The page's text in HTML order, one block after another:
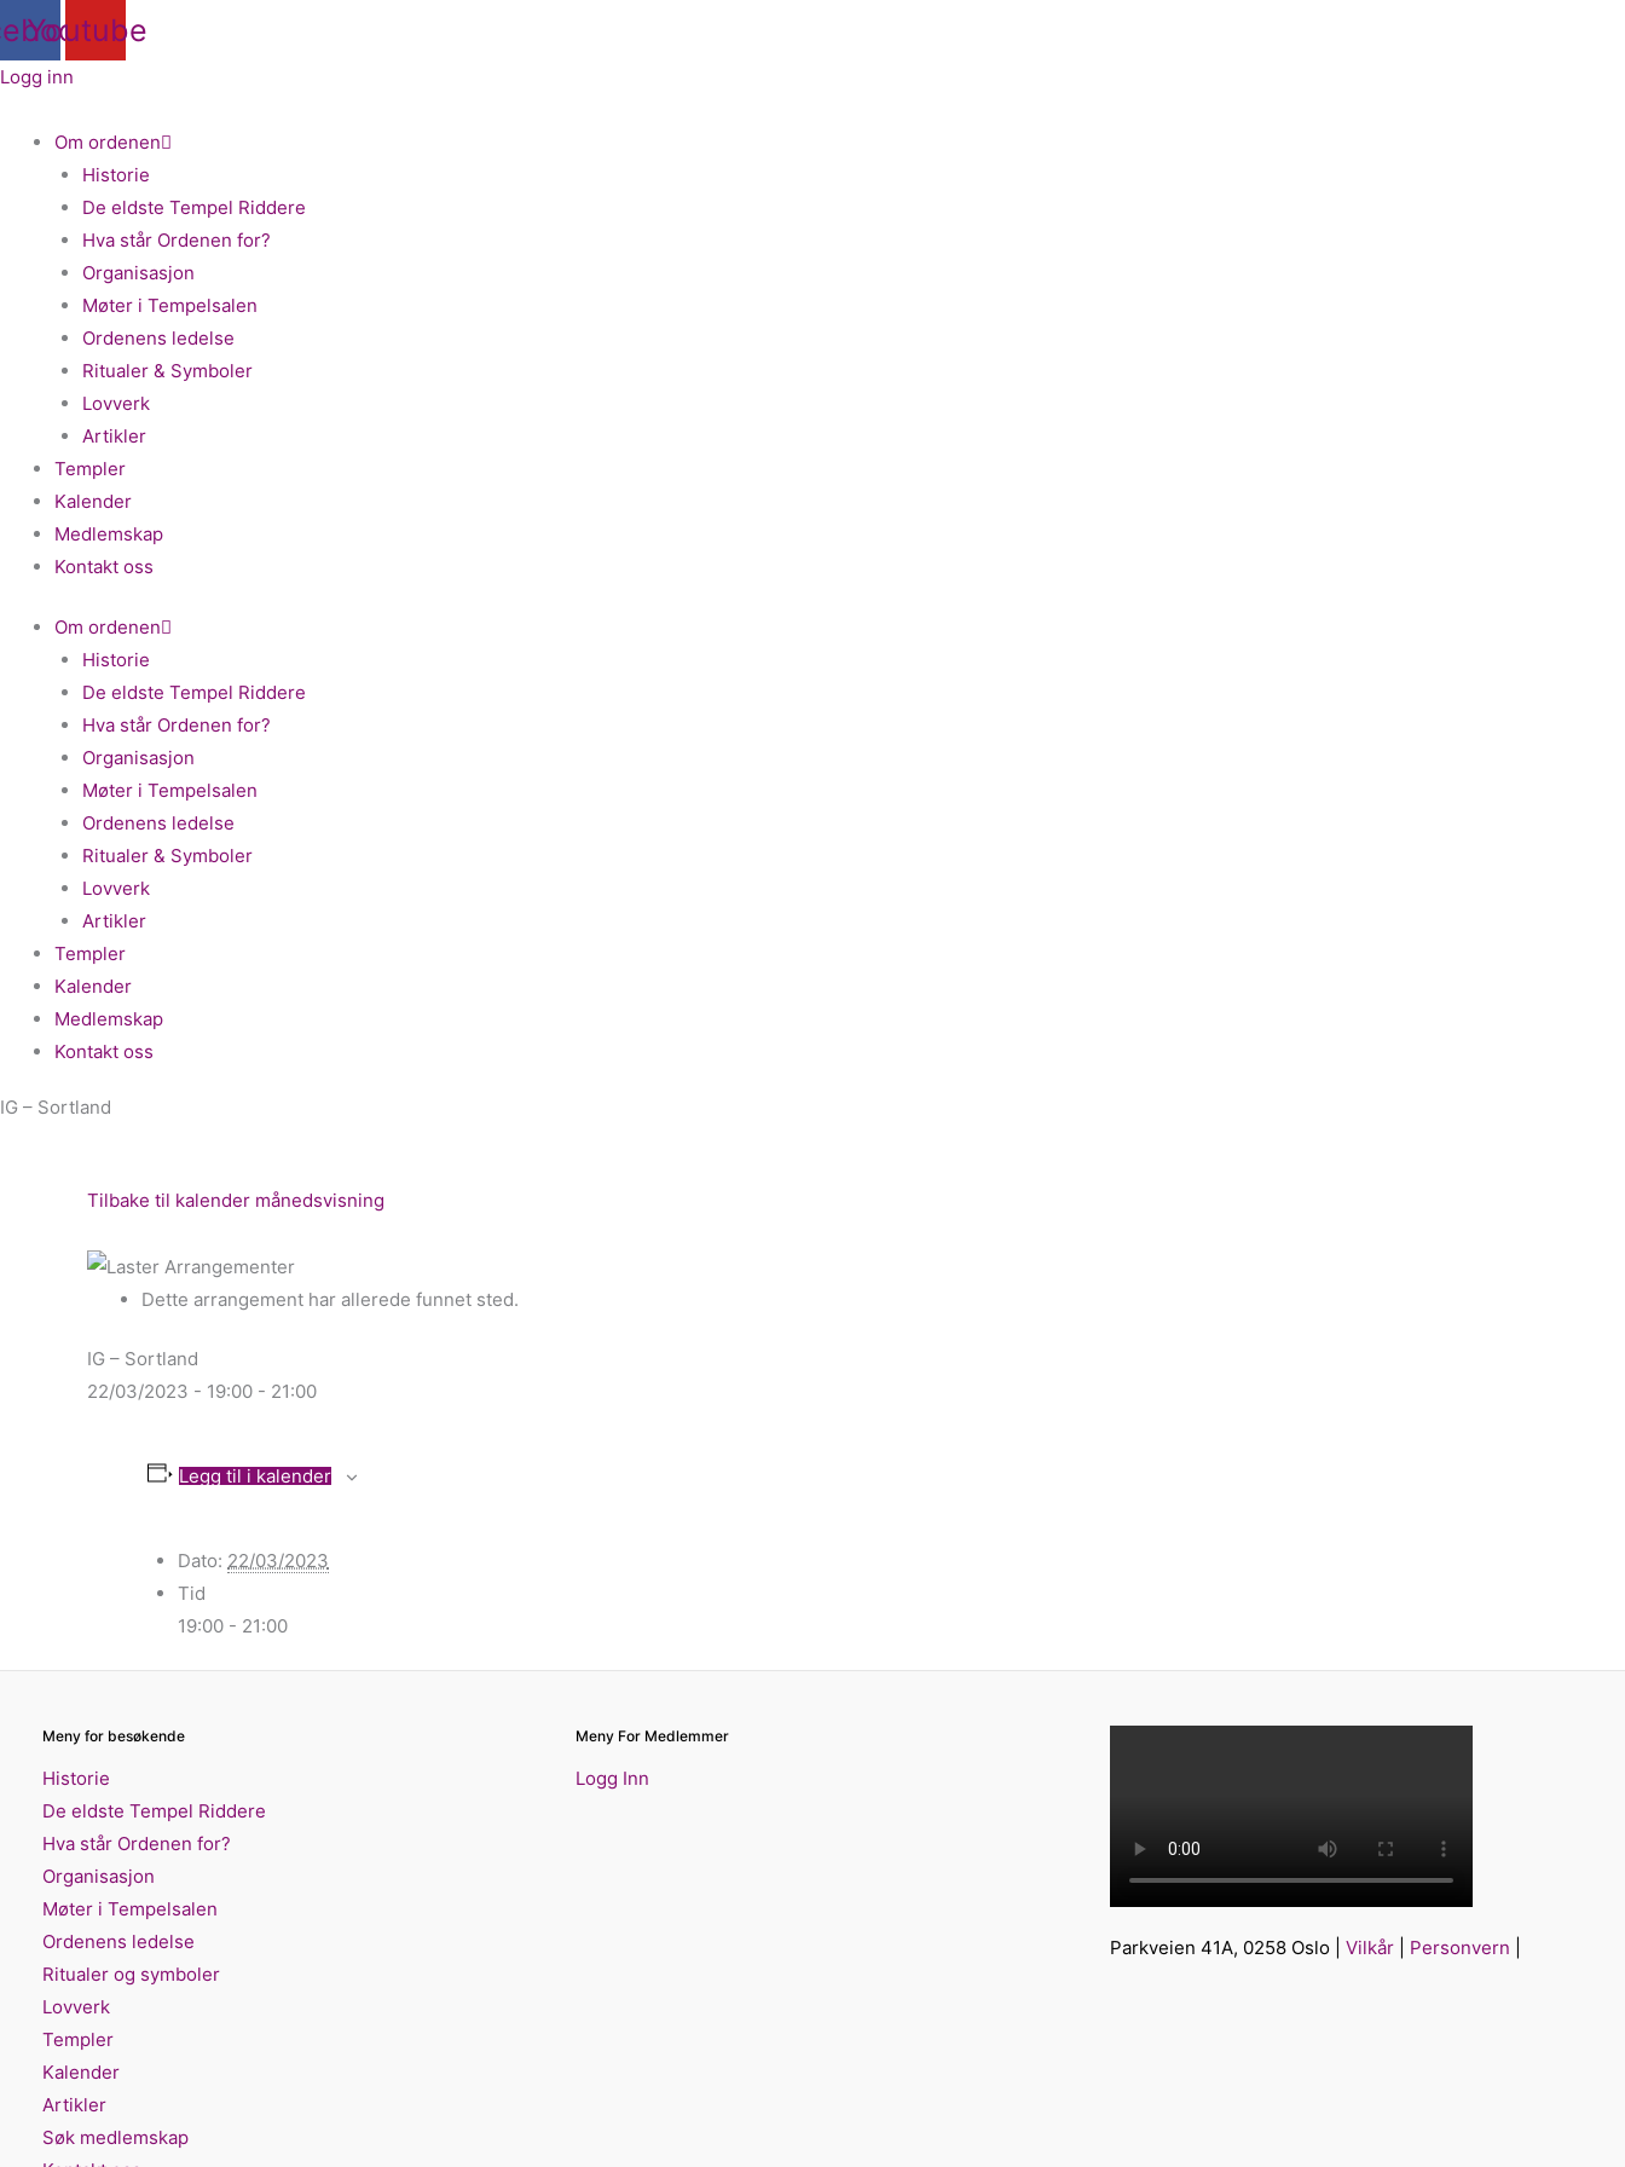
Hopp
rett
til
Youtube
Logg inn
Om ordenen
Historie
De eldste Tempel Riddere
Hva står Ordenen for?
Organisasjon
Møter i Tempelsalen
Ordenens ledelse
Ritualer & Symboler
Lovverk
Artikler
Templer
Kalender
Medlemskap
Kontakt oss
Om ordenen
Historie
De eldste Tempel Riddere
Hva står Ordenen for?
Organisasjon
Møter i Tempelsalen
Ordenens ledelse
Ritualer & Symboler
Lovverk
Artikler
Templer
Kalender
Medlemskap
Kontakt oss
IG – Sortland
Tilbake til kalender månedsvisning
Dette arrangement har allerede funnet sted.
IG – Sortland
22/03/2023 - 19:00 - 21:00
Legg til i kalender
Dato: 22/03/2023
Tid
19:00 - 21:00
Meny for besøkende
Historie
De eldste Tempel Riddere
Hva står Ordenen for?
Organisasjon
Møter i Tempelsalen
Ordenens ledelse
Ritualer og symboler
Lovverk
Templer
Kalender
Artikler
Søk medlemskap
Meny For Medlemmer
Logg Inn
Parkveien 41A, 0258 Oslo | Vilkår| Personvern